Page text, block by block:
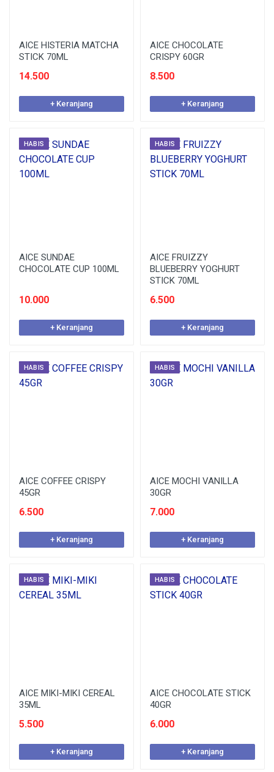
AICE HISTERIA MATCHA
STICK 70ML
14.500
+ Keranjang
AICE CHOCOLATE
CRISPY 60GR
8.500
+ Keranjang
HABIS
AICE SUNDAE
CHOCOLATE CUP 100ML
10.000
+ Keranjang
HABIS
AICE FRUIZZY
BLUEBERRY YOGHURT
STICK 70ML
6.500
+ Keranjang
HABIS
AICE COFFEE CRISPY
45GR
6.500
+ Keranjang
HABIS
AICE MOCHI VANILLA
30GR
7.000
+ Keranjang
HABIS
AICE MIKI-MIKI CEREAL
35ML
5.500
+ Keranjang
HABIS
AICE CHOCOLATE STICK
40GR
6.000
+ Keranjang